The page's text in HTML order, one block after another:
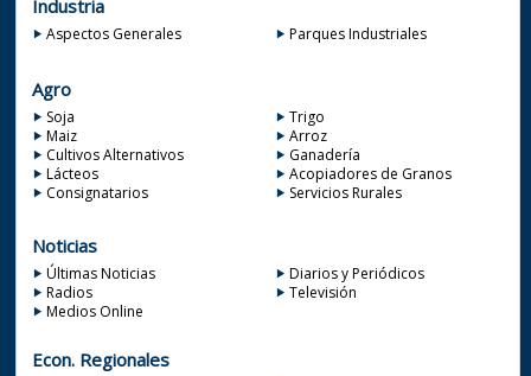
Industria
Aspectos Generales Parques Industriales
Agro
Soja
Trigo
Maiz
Arroz
Cultivos Alternativos
Ganadería
Lácteos
Acopiadores de Granos
Consignatarios
Servicios Rurales
Noticias
Últimas Noticias
Diarios y Periódicos
Radios
Televisión
Medios Online
Econ. Regionales